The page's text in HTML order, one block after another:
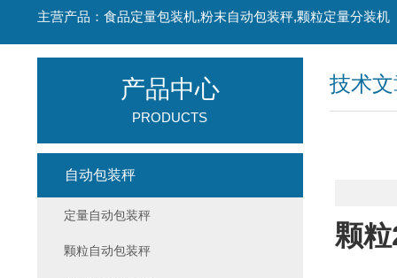
主营产品：食品定量包装机,粉末自动包装秤,颗粒定量分装机
技术
颗
产品中心
PRODUCTS
自动包装秤
定量自动包装秤
颗粒自动包装秤